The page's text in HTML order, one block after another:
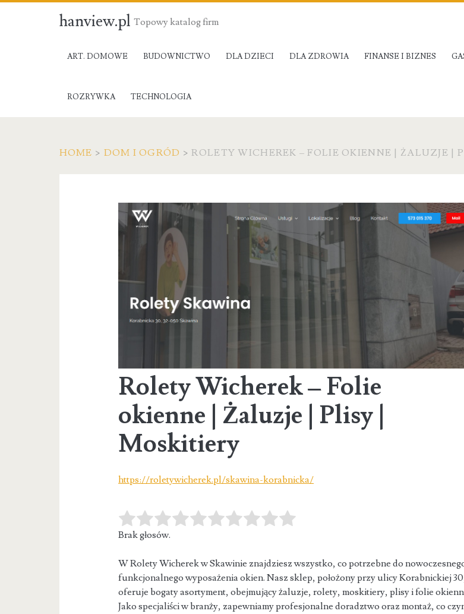
hanview.pl Topowy katalog firm
ART. DOMOWE BUDOWNICTWO DLA DZIECI DLA ZDROWIA FINANSE I BIZNES
ROZRYWKA TECHNOLOGIA
HOME > DOM I OGRÓD >ROLETY WICHEREK – FOLIE OKIENNE | ŻALUZJE |
Rolety Wicherek – Folie
okienne | Żaluzje | Plisy |
Moskitiery
https://roletywicherek.pl/skawina-korabnicka/
Brak głosów.
W Rolety Wicherek w Skawinie znajdziesz wszystko, co potrzebne do
funkcjonalnego wyposażenia okien. Nasz sklep, położony przy ulicyKorabnickiej
oferuje bogaty asortyment, obejmujący żaluzje, rolety, moskitiery, plisy i folie
Jako specjaliści w branży, zapewniamy profesjonalne doradztwo oraz montaż, co